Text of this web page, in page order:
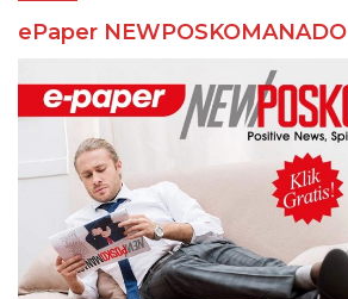
ePaper NEWPOSKOMANADO